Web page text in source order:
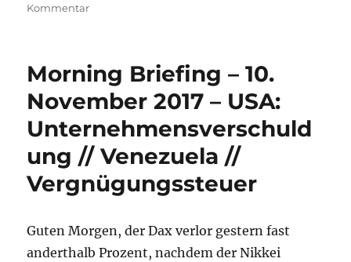
Kommentarzu
19.
April
2018
–
Russland
//
Griechenland
//
Morning Briefing – 10.
November 2017 – USA:
Unternehmensverschuld
ung // Venezuela //
Vergnügungssteuer
Guten Morgen, der Dax verlor gestern fast
anderthalb Prozent, nachdem der Nikkei